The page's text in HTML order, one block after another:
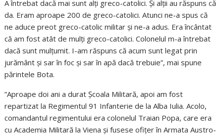
A întrebat dacă mai sunt alți greco-catolici. Și alții au răspuns că
da. Eram aproape 200 de greco-catolici. Atunci ne-a spus că
ne aduce preot greco-catolic militar și ne-a adus. Era încântat
că am fost atât de mulți greco-catolici. Colonelul m-a întrebat
dacă sunt mulțumit. I-am răspuns că acum sunt legat prin
jurământ și sar în foc și sar în apă dacă trebuie”, mai spune
părintele Bota.
”Aproape doi ani a durat Școala Militară, apoi am fost
repartizat la Regimentul 91 Infanterie de la Alba Iulia. Acolo,
comandantul regimentului era colonelul Traian Popa, care era
cu Academia Militară la Viena și fusese ofițer în Armata Austro-